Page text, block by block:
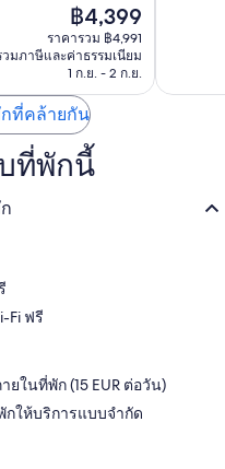
ราคา
ปัจจุบัน
คือ
฿4,399
฿4,399
ราคารวม ฿4,991
วมภาษีและค่าธรรมเนียม
1 ก.ย. - 2 ก.ย.
รีวิว
กที่คล้ายกัน
ที่พักนี้
Fi ฟรี
ในที่พัก (15 EUR ต่อวัน)
ให้บริการแบบจำกัด